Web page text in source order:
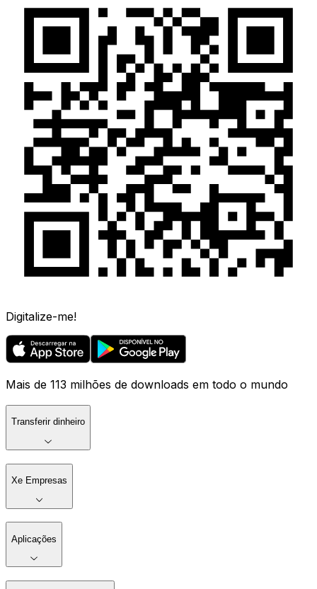
Digitalize-me!
Mais de 113 milhões de downloads em todo o mundo
Transferir dinheiro
Xe Empresas
Aplicações